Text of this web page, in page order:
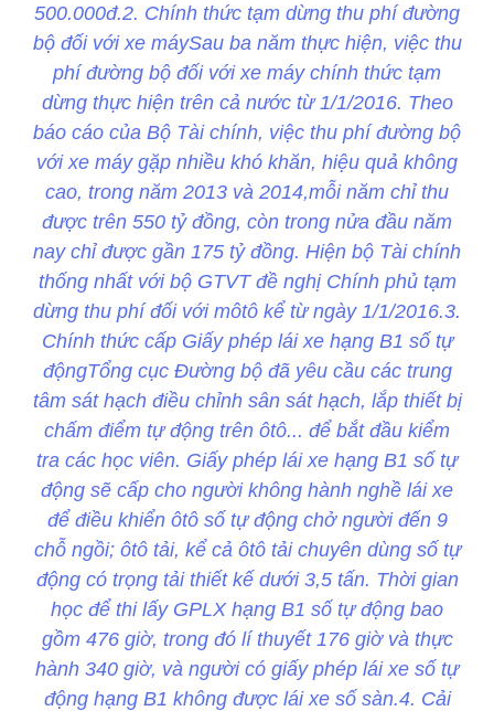
500.000đ.2. Chính thức tạm dừng thu phí đường
bộ đối với xe máySau ba năm thực hiện, việc thu
phí đường bộ đối với xe máy chính thức tạm
dừng thực hiện trên cả nước từ 1/1/2016. Theo
báo cáo của Bộ Tài chính, việc thu phí đường bộ
với xe máy gặp nhiều khó khăn, hiệu quả không
cao, trong năm 2013 và 2014,mỗi năm chỉ thu
được trên 550 tỷ đồng, còn trong nửa đầu năm
nay chỉ được gần 175 tỷ đồng. Hiện bộ Tài chính
thống nhất với bộ GTVT đề nghị Chính phủ tạm
dừng thu phí đối với môtô kể từ ngày 1/1/2016.3.
Chính thức cấp Giấy phép lái xe hạng B1 số tự
độngTổng cục Đường bộ đã yêu cầu các trung
tâm sát hạch điều chỉnh sân sát hạch, lắp thiết bị
chấm điểm tự động trên ôtô... để bắt đầu kiểm
tra các học viên. Giấy phép lái xe hạng B1 số tự
động sẽ cấp cho người không hành nghề lái xe
để điều khiển ôtô số tự động chở người đến 9
chỗ ngồi; ôtô tải, kể cả ôtô tải chuyên dùng số tự
động có trọng tải thiết kế dưới 3,5 tấn. Thời gian
học để thi lấy GPLX hạng B1 số tự động bao
gồm 476 giờ, trong đó lí thuyết 176 giờ và thực
hành 340 giờ, và người có giấy phép lái xe số tự
động hạng B1 không được lái xe số sàn.4. Cải